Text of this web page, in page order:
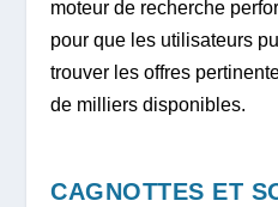
moteur de recherche
pour que les utilisateurs
trouver les offres
de milliers disponibles.
CAGNOTTES ET